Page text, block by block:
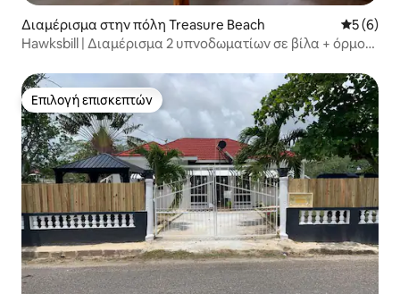
Διαμέρισμα στην πόλη Treasure Beach Μέση
5 (6)
Hawksbill | Διαμέρισμα 2 υπνοδωματίων σε βίλα + όρμος
Επιλογή επισκεπτών
Επιλογή επισκεπτών